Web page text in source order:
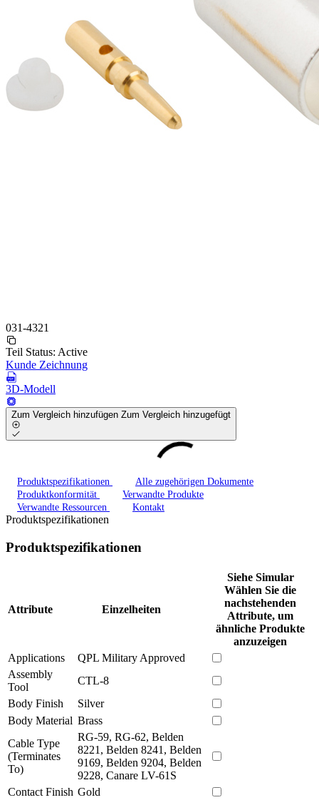
031-4321
Teil Status: Active
Kunde Zeichnung
3D-Modell
Zum Vergleich hinzufügen Zum Vergleich hinzugefügt
Produktspezifikationen
Alle zugehörigen Dokumente
Produktkonformität
Verwandte Produkte
Verwandte Ressourcen
Kontakt
Produktspezifikationen
Produktspezifikationen
Attribute Einzelheiten
Siehe Simular
Wählen Sie die
nachstehenden
Attribute, um
ähnliche Produkte
anzuzeigen
Applications
QPL Military Approved
Assembly
Tool
CTL-8
Body Finish
Silver
Body Material Brass
Cable Type
(Terminates
To)
RG-59, RG-62, Belden
8221, Belden 8241, Belden
9169, Belden 9204, Belden
9228, Canare LV-61S
Contact Finish Gold